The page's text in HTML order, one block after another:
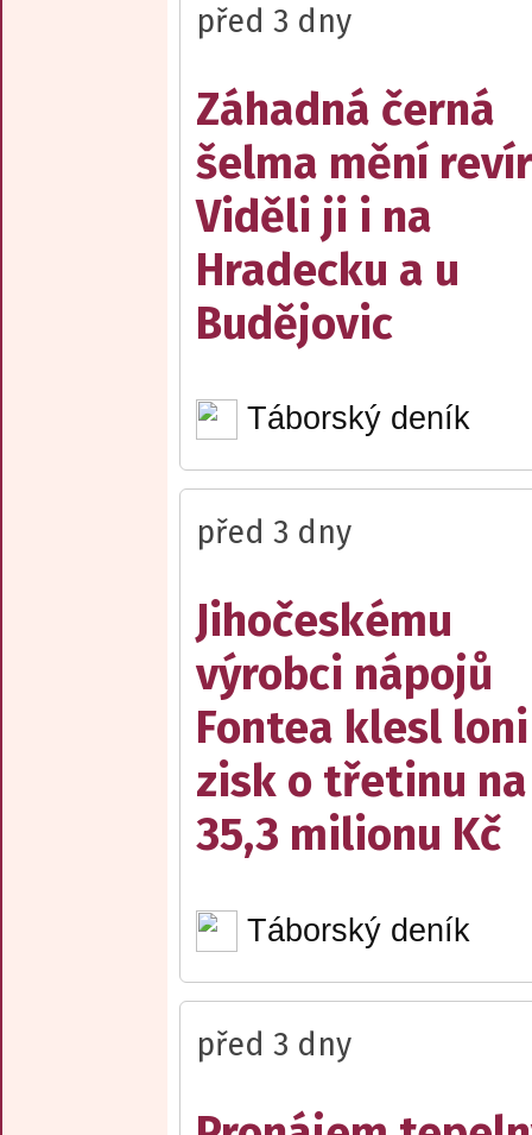
před 3 dny
Záhadná černá
šelma mění
Viděli ji i na
Hradecku a u
Budějovic
Táborský deník
před 3 dny
Jihočeskému
výrobci nápojů
Fontea klesl loni
zisk o třetinu na
35,3 milionu Kč
Táborský deník
před 3 dny